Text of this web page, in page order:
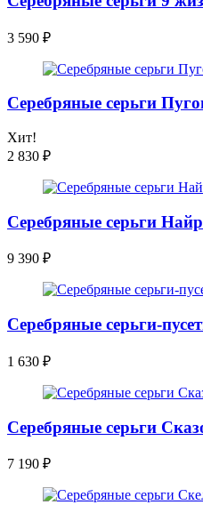
3 590 ₽
Серебряные серьги
Хит!
2 830 ₽
Серебряные серьги
9 390 ₽
Серебряные серьги-
1 630 ₽
Серебряные серьги
7 190 ₽